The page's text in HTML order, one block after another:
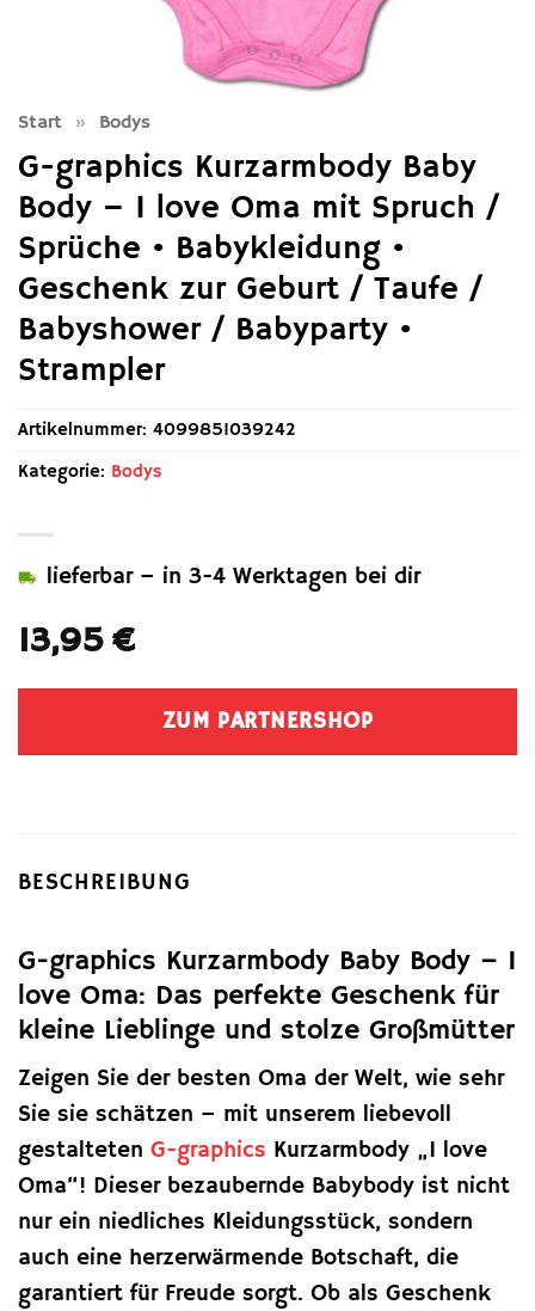
Start » Bodys
G-graphics Kurzarmbody Baby
Body – I love Oma mit Spruch /
Sprüche • Babykleidung •
Geschenk zur Geburt / Taufe /
Babyshower / Babyparty •
Strampler
13,95€
lieferbar – in 3-4 Werktagen bei dir
ZUM PARTNERSHOP
Artikelnummer: 4099851039242
Kategorie: Bodys
BESCHREIBUNG
G-graphics Kurzarmbody Baby Body – I
love Oma: Das perfekte Geschenk für
kleine Lieblinge und stolze Großmütter
Zeigen Sie der besten Oma der Welt, wie sehr
Sie sie schätzen – mit unserem liebevoll
gestalteten G-graphics Kurzarmbody „I love
Oma“! Dieser bezaubernde Babybody ist nicht
nur ein niedliches Kleidungsstück, sondern
auch eine herzerwärmende Botschaft, die
garantiert für Freude sorgt. Ob als Geschenk